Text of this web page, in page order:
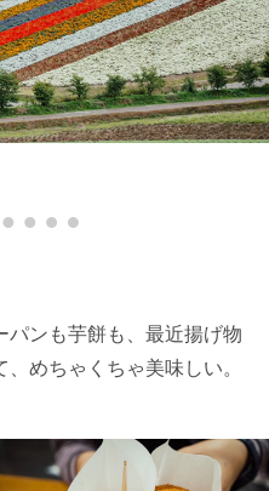
パンも芋餅も、最近揚げ物
めちゃくちゃ美味しい。